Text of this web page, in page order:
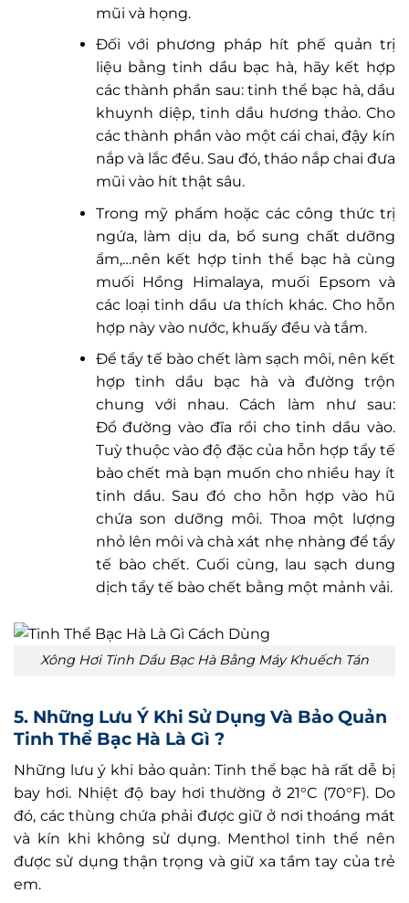
mũi và họng.
Đối với phương pháp hít phế quản trị
liệu bằng tinh dầu bạc hà, hãy kết hợp
các thành phần sau: tinh thể bạc hà, dầu
khuynh diệp, tinh dầu hương thảo. Cho
các thành phần vào một cái chai, đậy kín
nắp và lắc đều. Sau đó, tháo nắp chai đưa
mũi vào hít thật sâu.
Trong mỹ phẩm hoặc các công thức trị
ngứa, làm dịu da, bổ sung chất dưỡng
ẩm,…nên kết hợp tinh thể bạc hà cùng
muối Hồng Himalaya, muối Epsom và
các loại tinh dầu ưa thích khác. Cho hỗn
hợp này vào nước, khuấy đều và tắm.
Để tẩy tế bào chết làm sạch môi, nên kết
hợp tinh dầu bạc hà và đường trộn
chung với nhau. Cách làm như sau:
Đổ đường vào đĩa rồi cho tinh dầu vào.
Tuỳ thuộc vào độ đặc của hỗn hợp tẩy tế
bào chết mà bạn muốn cho nhiều hay ít
tinh dầu. Sau đó cho hỗn hợp vào hũ
chứa son dưỡng môi. Thoa một lượng
nhỏ lên môi và chà xát nhẹ nhàng để tẩy
tế bào chết. Cuối cùng, lau sạch dung
dịch tẩy tế bào chết bằng một mảnh vải.
Xông Hơi Tinh Dầu Bạc Hà Bằng Máy Khuếch Tán
5. Những Lưu Ý Khi Sử Dụng Và Bảo Quản
Tinh Thể Bạc Hà Là Gì ?
Những lưu ý khi bảo quản: Tinh thể bạc hà rất dễ bị
bay hơi. Nhiệt độ bay hơi thường ở 21°C (70°F). Do
đó, các thùng chứa phải được giữ ở nơi thoáng mát
và kín khi không sử dụng. Menthol tinh thể nên
được sử dụng thận trọng và giữ xa tầm tay của trẻ
em.